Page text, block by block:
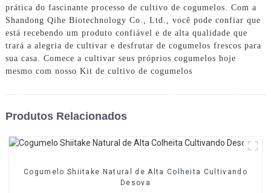
prática do fascinante processo de cultivo de cogumelos. Com a
Shandong Qihe Biotechnology Co., Ltd., você pode confiar que
está recebendo um produto confiável e de alta qualidade que
trará a alegria de cultivar e desfrutar de cogumelos frescos para
sua casa. Comece a cultivar seus próprios cogumelos hoje
mesmo com nosso Kit de cultivo de cogumelos
Produtos Relacionados
Cogumelo Shiitake Natural de Alta Colheita Cultivando
Desova